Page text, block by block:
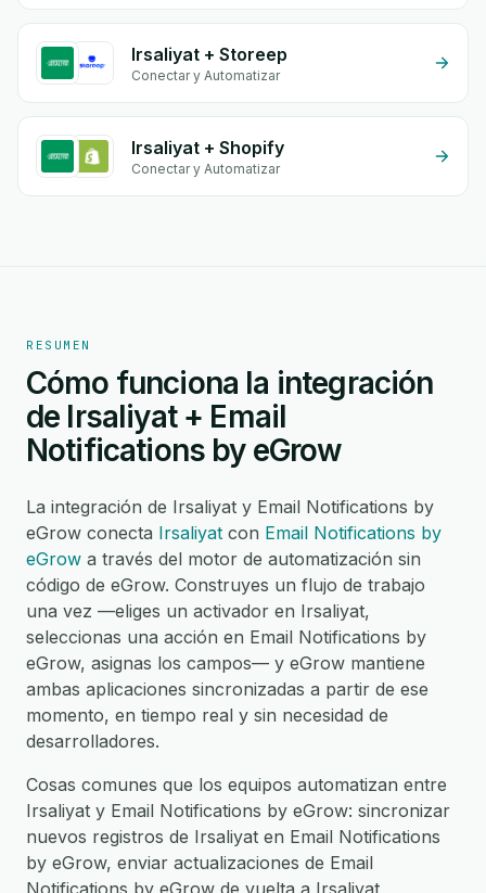
Irsaliyat + Storeep
Conectar y Automatizar
Irsaliyat + Shopify
Conectar y Automatizar
RESUMEN
Cómo funciona la integración
de Irsaliyat + Email
Notifications by eGrow
La integración de Irsaliyat y Email Notifications by
eGrow conecta Irsaliyat con Email Notifications by
eGrow a través del motor de automatización sin
código de eGrow. Construyes un flujo de trabajo
una vez —eliges un activador en Irsaliyat,
seleccionas una acción en Email Notifications by
eGrow, asignas los campos— y eGrow mantiene
ambas aplicaciones sincronizadas a partir de ese
momento, en tiempo real y sin necesidad de
desarrolladores.
Cosas comunes que los equipos automatizan entre
Irsaliyat y Email Notifications by eGrow: sincronizar
nuevos registros de Irsaliyat en Email Notifications
by eGrow, enviar actualizaciones de Email
Notifications by eGrow de vuelta a Irsaliyat,